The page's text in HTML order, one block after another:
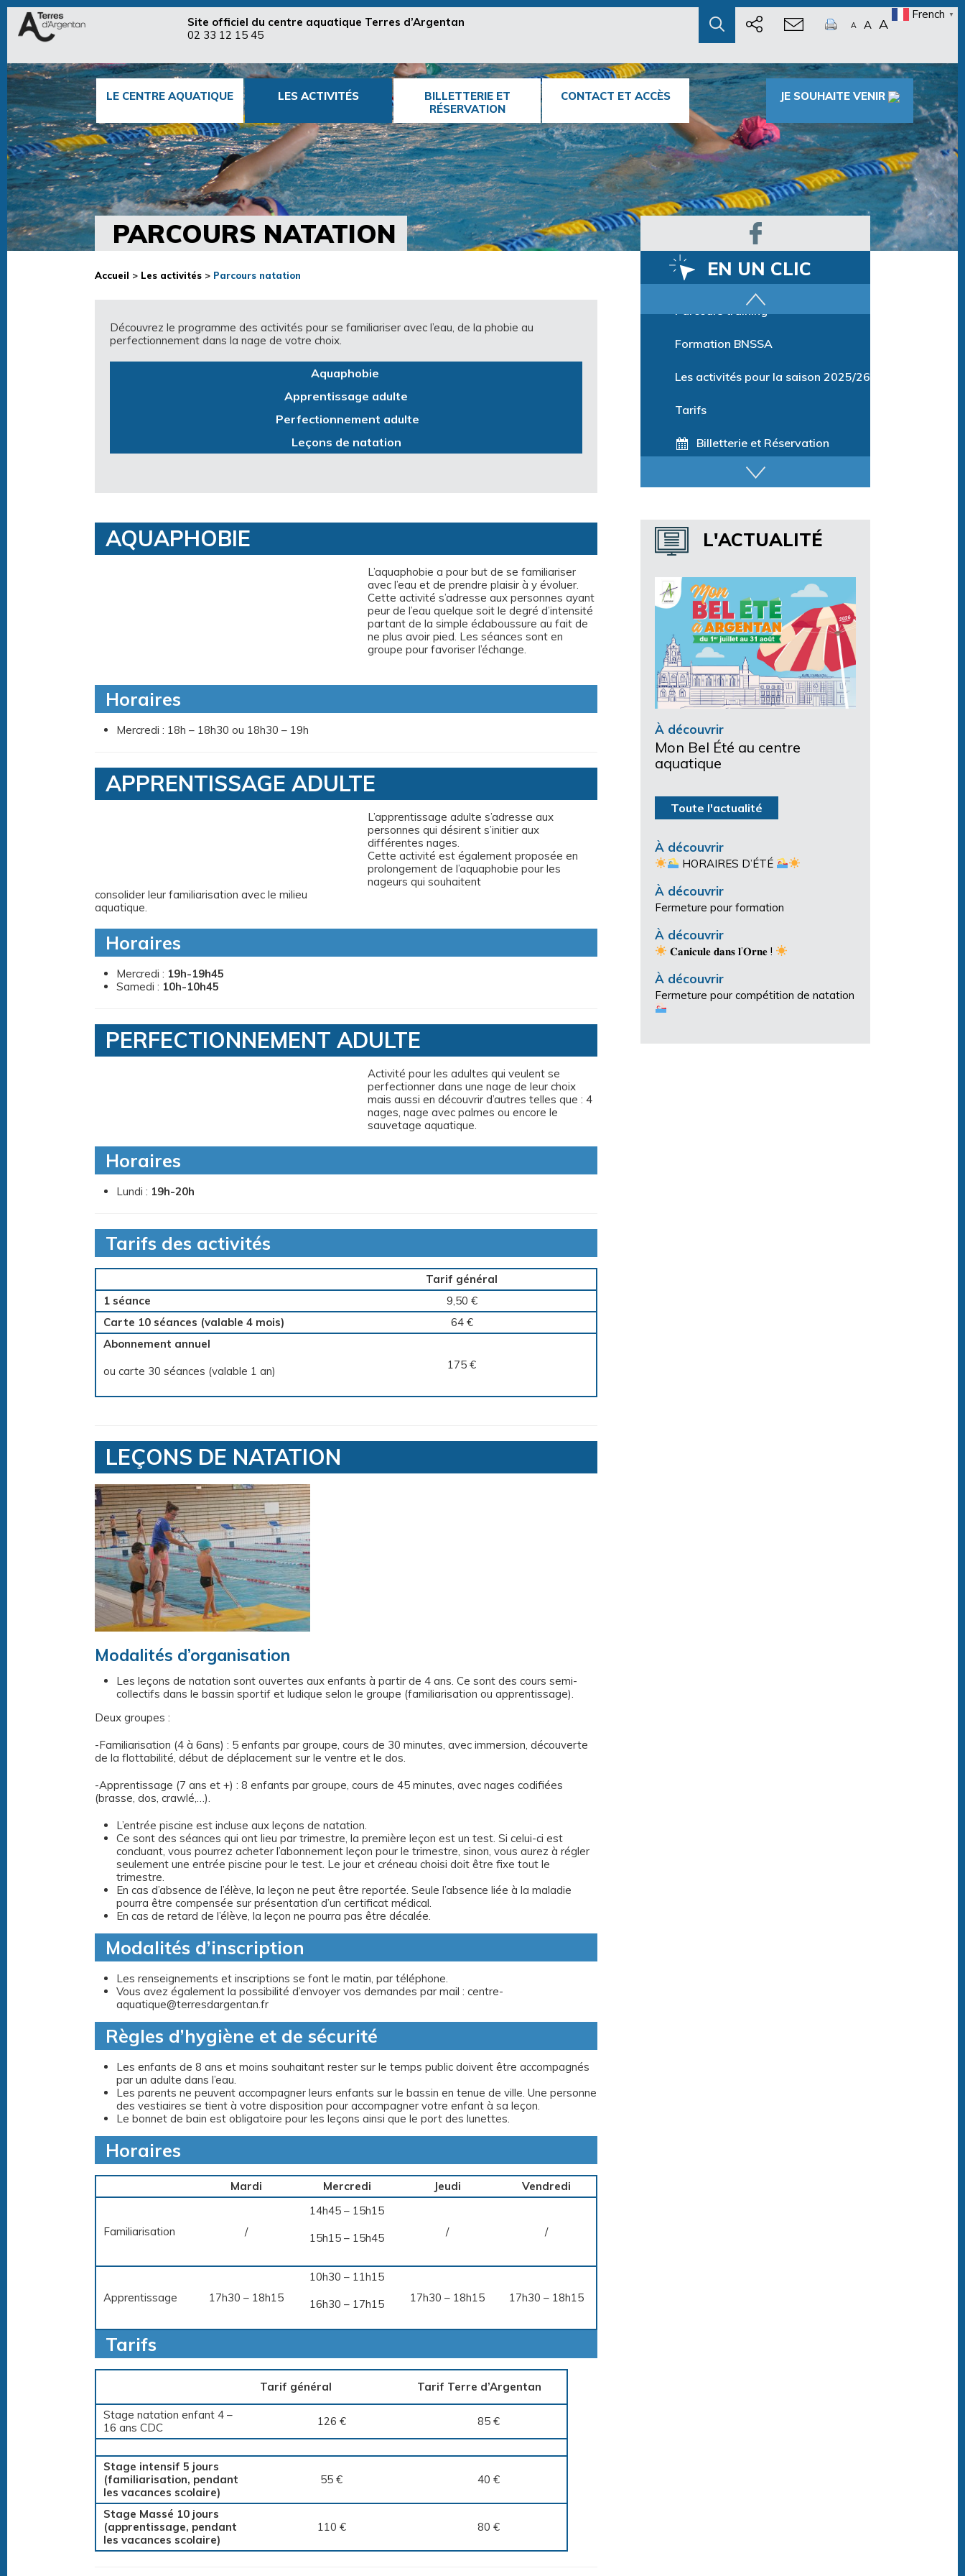
Site officiel du centre aquatique Terres d’Argentan
02 33 12 15 45
A A A
French ▼
LE CENTRE AQUATIQUE LES ACTIVITÉS
BILLETTERIE ET
RÉSERVATION
CONTACT ET ACCÈS JE SOUHAITE VENIR
PARCOURS NATATION
Accueil > Les activités > Parcours natation
Découvrez le programme des activités pour se familiariser avec l’eau, de la phobie au
perfectionnement dans la nage de votre choix.
Aquaphobie
Apprentissage adulte
Perfectionnement adulte
Leçons de natation
AQUAPHOBIE
L’aquaphobie a pour but de se familiariser
avec l’eau et de prendre plaisir à y évoluer.
Cette activité s’adresse aux personnes ayant
peur de l’eau quelque soit le degré d’intensité
partant de la simple éclaboussure au fait de
ne plus avoir pied. Les séances sont en
groupe pour favoriser l’échange.
Horaires
Mercredi : 18h – 18h30 ou 18h30 – 19h
APPRENTISSAGE ADULTE
L’apprentissage adulte s’adresse aux
personnes qui désirent s’initier aux
différentes nages.
Cette activité est également proposée en
prolongement de l’aquaphobie pour les
nageurs qui souhaitent
consolider leur familiarisation avec le milieu
aquatique.
Horaires
Mercredi : 19h-19h45
Samedi : 10h-10h45
PERFECTIONNEMENT ADULTE
Activité pour les adultes qui veulent se
perfectionner dans une nage de leur choix
mais aussi en découvrir d’autres telles que : 4
nages, nage avec palmes ou encore le
sauvetage aquatique.
Horaires
Lundi : 19h-20h
Tarifs des activités
Tarif général
1 séance
9,50 €
Carte 10 séances (valable 4 mois)
64 €
Abonnement annuel
ou carte 30 séances (valable 1 an)
175 €
LEÇONS DE NATATION
Modalités d’organisation
Les leçons de natation sont ouvertes aux enfants à partir de 4 ans. Ce sont des cours semi-
collectifs dans le bassin sportif et ludique selon le groupe (familiarisation ou apprentissage).
Deux groupes :
-Familiarisation (4 à 6ans) : 5 enfants par groupe, cours de 30 minutes, avec immersion, découverte
de la flottabilité, début de déplacement sur le ventre et le dos.
-Apprentissage (7 ans et +) : 8 enfants par groupe, cours de 45 minutes, avec nages codifiées
(brasse, dos, crawlé,…).
L’entrée piscine est incluse aux leçons de natation.
Ce sont des séances qui ont lieu par trimestre, la première leçon est un test. Si celui-ci est
concluant, vous pourrez acheter l’abonnement leçon pour le trimestre, sinon, vous aurez à régler
seulement une entrée piscine pour le test. Le jour et créneau choisi doit être fixe tout le
trimestre.
En cas d’absence de l’élève, la leçon ne peut être reportée. Seule l’absence liée à la maladie
pourra être compensée sur présentation d’un certificat médical.
En cas de retard de l’élève, la leçon ne pourra pas être décalée.
Modalités d’inscription
Les renseignements et inscriptions se font le matin, par téléphone.
Vous avez également la possibilité d’envoyer vos demandes par mail : centre-
aquatique@terresdargentan.fr
Règles d’hygiène et de sécurité
Les enfants de 8 ans et moins souhaitant rester sur le temps public doivent être accompagnés
par un adulte dans l’eau.
Les parents ne peuvent accompagner leurs enfants sur le bassin en tenue de ville. Une personne
des vestiaires se tient à votre disposition pour accompagner votre enfant à sa leçon.
Le bonnet de bain est obligatoire pour les leçons ainsi que le port des lunettes.
Horaires
Mardi Mercredi Jeudi Vendredi
Familiarisation /
14h45 – 15h15
15h15 – 15h45
/ /
Apprentissage 17h30 – 18h15
10h30 – 11h15
16h30 – 17h15
17h30 – 18h15 17h30 – 18h15
Tarifs
Tarif général Tarif Terre d’Argentan
Stage natation enfant 4 –
16 ans CDC
126 € 85 €
Stage intensif 5 jours
(familiarisation, pendant
les vacances scolaire)
55 € 40 €
Stage Massé 10 jours
(apprentissage, pendant
les vacances scolaire)
110 € 80 €
EN UN CLIC
Billetterie et Réservation
Horaires centre aquatique
L'ACTUALITÉ
À découvrir
Mon Bel Été au centre
aquatique
Toute l'actualité
À découvrir
HORAIRES D’ÉTÉ
À découvrir
Fermeture pour formation
À découvrir
𝐂𝐚𝐧𝐢𝐜𝐮𝐥𝐞 𝐝𝐚𝐧𝐬 𝐥’𝐎𝐫𝐧𝐞 !
À découvrir
Fermeture pour compétition de natation